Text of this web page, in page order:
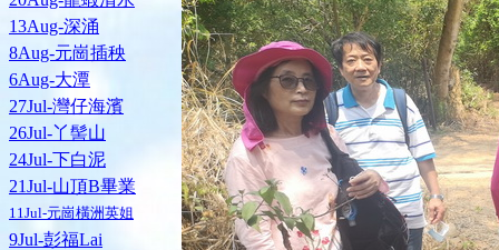
13Aug-深涌
8Aug-元崗插秧
6Aug-大潭
27Jul-灣仔海濱
26Jul-丫髻山
24Jul-下白泥
21Jul-山頂B畢業
11Jul-元崗橫洲英姐
9Jul-彭福Lai